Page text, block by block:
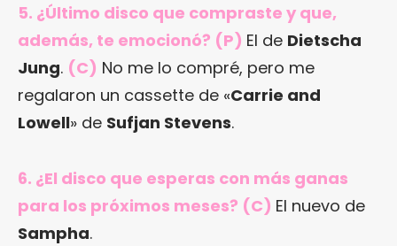
5. ¿Último disco que compraste y que,
además, te emocionó? (P) El de Dietscha
Jung. (C) No me lo compré, pero me
regalaron un cassette de «Carrie and
Lowell» de Sufjan Stevens.
6. ¿El disco que esperas con más ganas
para los próximos meses? (C) El nuevo de
Sampha.